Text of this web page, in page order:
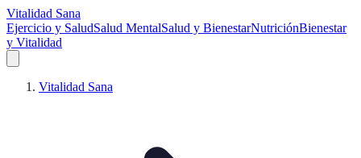
Vitalidad Sana
Ejercicio y SaludSalud MentalSalud y BienestarNutriciónBienestar
y Vitalidad
Vitalidad Sana